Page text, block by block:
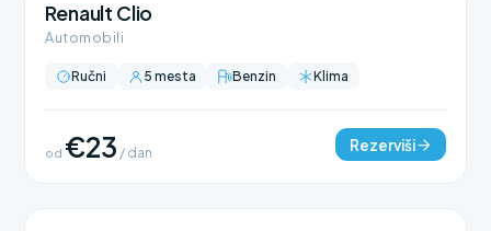
Renault Clio
Automobili
Ručni 5 mesta Benzin Klima
od €23 / dan Rezerviši